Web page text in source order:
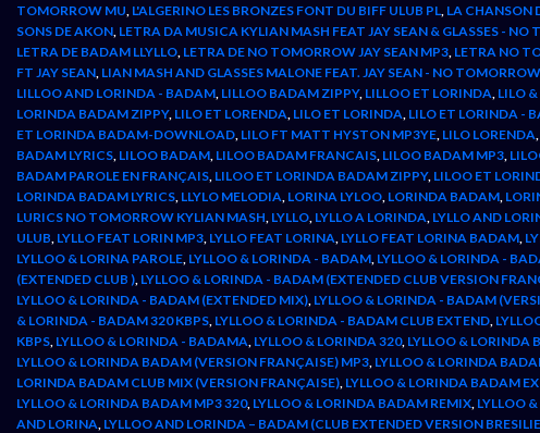
TOMORROW MU, L'ALGERINO LES BRONZES FONT DU BIFF ULUB PL, LA CHANSON
SONS DE AKON, LETRA DA MUSICA KYLIAN MASH FEAT JAY SEAN & GLASSES - NO
LETRA DE BADAM LLYLLO, LETRA DE NO TOMORROW JAY SEAN MP3, LETRA NO
FT JAY SEAN, LIAN MASH AND GLASSES MALONE FEAT. JAY SEAN - NO
LILLOO AND LORINDA - BADAM, LILLOO BADAM ZIPPY, LILLOO ET LORINDA,
LORINDA BADAM ZIPPY, LILO ET LORENDA, LILO ET LORINDA, LILO ET LORINDA -
ET LORINDA BADAM-DOWNLOAD, LILO FT MATT HYSTON MP3YE, LILO LORENDA,
BADAM LYRICS, LILOO BADAM, LILOO BADAM FRANCAIS, LILOO BADAM MP3,
BADAM PAROLE EN FRANÇAIS, LILOO ET LORINDA BADAM ZIPPY, LILOO ET
LORINDA BADAM LYRICS, LLYLO MELODIA, LORINA LYLOO, LORINDA BADAM,
LURICS NO TOMORROW KYLIAN MASH, LYLLO, LYLLO A LORINDA, LYLLO AND
ULUB, LYLLO FEAT LORIN MP3, LYLLO FEAT LORINA, LYLLO FEAT LORINA BADAM,
LYLLOO & LORINA PAROLE, LYLLOO & LORINDA - BADAM, LYLLOO & LORINDA -
(EXTENDED CLUB ), LYLLOO & LORINDA - BADAM (EXTENDED CLUB VERSION
LYLLOO & LORINDA - BADAM (EXTENDED MIX), LYLLOO & LORINDA - BADAM
& LORINDA - BADAM 320 KBPS, LYLLOO & LORINDA - BADAM CLUB EXTEND,
KBPS, LYLLOO & LORINDA - BADAMA, LYLLOO & LORINDA 320, LYLLOO & LORINDA
LYLLOO & LORINDA BADAM (VERSION FRANÇAISE) MP3, LYLLOO & LORINDA
LORINDA BADAM CLUB MIX (VERSION FRANÇAISE), LYLLOO & LORINDA BADAM
LYLLOO & LORINDA BADAM MP3 320, LYLLOO & LORINDA BADAM REMIX, LYLLOO
AND LORINA, LYLLOO AND LORINDA – BADAM (CLUB EXTENDED VERSION